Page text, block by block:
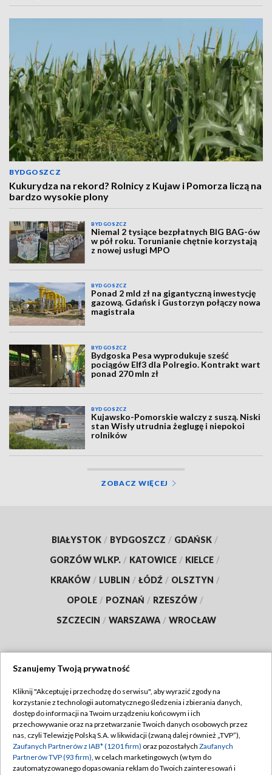
BYDGOSZCZ
Kukurydza na rekord? Rolnicy z Kujaw i Pomorza liczą na
bardzo wysokie plony
BYDGOSZCZ
Niemal 2 tysiące bezpłatnych BIG BAG-ów
w pół roku. Torunianie chętnie korzystają
z nowej usługi MPO
BYDGOSZCZ
Ponad 2 mld zł na gigantyczną inwestycję
gazową. Gdańsk i Gustorzyn połączy nowa
magistrala
BYDGOSZCZ
Bydgoska Pesa wyprodukuje sześć
pociągów Elf3 dla Polregio. Kontrakt wart
ponad 270 mln zł
BYDGOSZCZ
Kujawsko-Pomorskie walczy z suszą. Niski
stan Wisły utrudnia żeglugę i niepokoi
rolników
ZOBACZ WIĘCEJ
BIAŁYSTOK / BYDGOSZCZ / GDAŃSK /
GORZÓW WLKP. / KATOWICE / KIELCE /
KRAKÓW / LUBLIN / ŁÓDŹ / OLSZTYN /
OPOLE / POZNAŃ / RZESZÓW /
SZCZECIN / WARSZAWA / WROCŁAW
TVP
Abonament TVP
Emisja w TVP
Centrum informacji TVP
Regulamin TVP
Polityka prywatności
Moje zgody
Szanujemy Twoją prywatność
Kliknij "Akceptuję i przechodzę do serwisu", aby wyrazić zgody na
korzystanie z technologii automatycznego śledzenia i zbierania danych,
dostęp do informacji na Twoim urządzeniu końcowym i ich
przechowywanie oraz na przetwarzanie Twoich danych osobowych przez
nas, czyli Telewizję Polską S.A. w likwidacji (zwaną dalej również „TVP”),
Zaufanych Partnerów z IAB* (1201 firm) oraz pozostałych Zaufanych
Partnerów TVP (93 firm), w celach marketingowych (w tym do
zautomatyzowanego dopasowania reklam do Twoich zainteresowań i